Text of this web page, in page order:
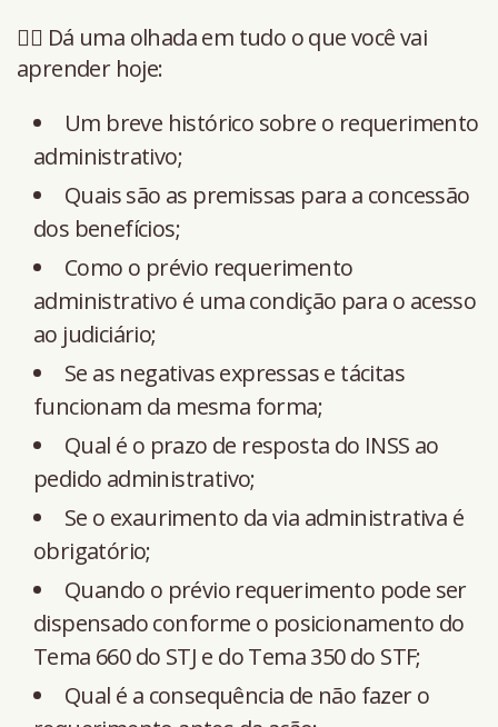
👉🏻 Dá uma olhada em tudo o que você vai
aprender hoje:
Um breve histórico sobre o requerimento
administrativo;
Quais são as premissas para a concessão
dos benefícios;
Como o prévio requerimento
administrativo é uma condição para o acesso
ao judiciário;
Se as negativas expressas e tácitas
funcionam da mesma forma;
Qual é o prazo de resposta do INSS ao
pedido administrativo;
Se o exaurimento da via administrativa é
obrigatório;
Quando o prévio requerimento pode ser
dispensado conforme o posicionamento do
Tema 660 do STJ e do Tema 350 do STF;
Qual é a consequência de não fazer o